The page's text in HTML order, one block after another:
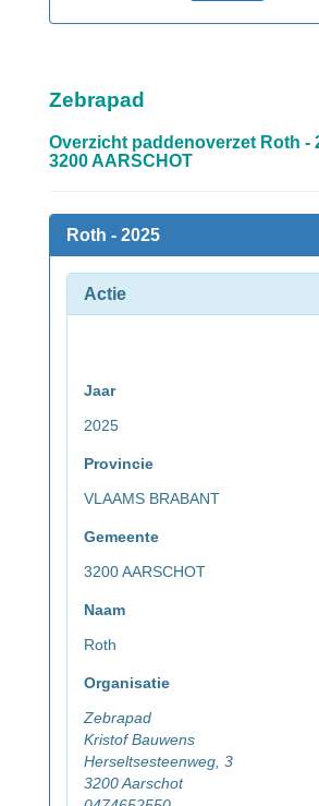
Zebrapad
Overzicht paddenoverzet Roth -
3200 AARSCHOT
Roth - 2025
Actie
Jaar
2025
Provincie
VLAAMS BRABANT
Gemeente
3200 AARSCHOT
Naam
Roth
Organisatie
Zebrapad
Kristof Bauwens
Herseltsesteenweg, 3
3200 Aarschot